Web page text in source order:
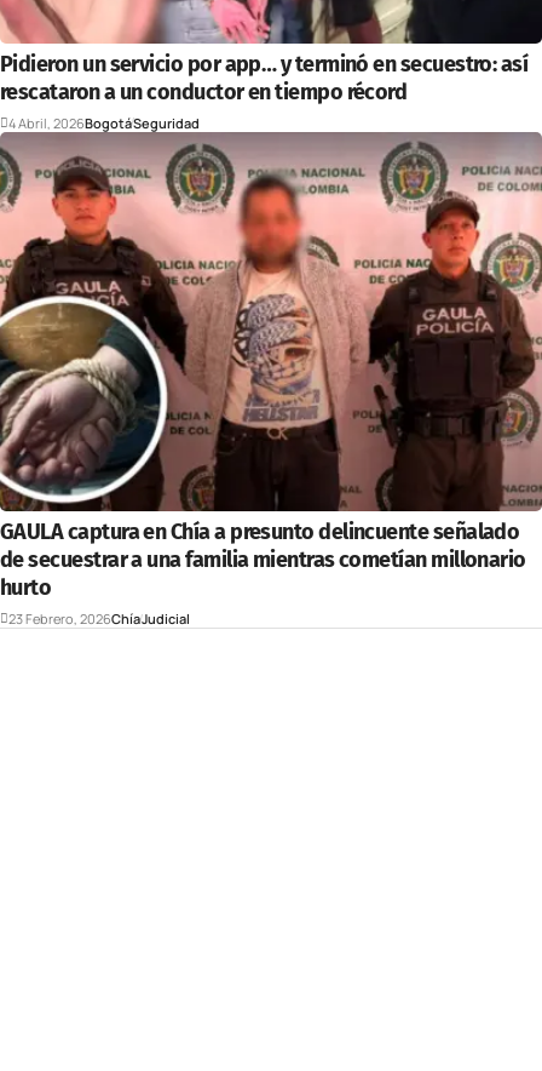
Pidieron un servicio por app… y terminó en secuestro: así
rescataron a un conductor en tiempo récord
4 Abril, 2026BogotáSeguridad
GAULA captura en Chía a presunto delincuente señalado
de secuestrar a una familia mientras cometían millonario
hurto
23 Febrero, 2026ChíaJudicial